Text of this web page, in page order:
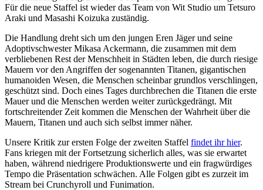
Für die neue Staffel ist wieder das Team von Wit Studio um Tetsuro
Araki und Masashi Koizuka zuständig.
Die Handlung dreht sich um den jungen Eren Jäger und seine
Adoptivschwester Mikasa Ackermann, die zusammen mit dem
verbliebenen Rest der Menschheit in Städten leben, die durch riesige
Mauern vor den Angriffen der sogenannten Titanen, gigantischen
humanoiden Wesen, die Menschen scheinbar grundlos verschlingen,
geschützt sind. Doch eines Tages durchbrechen die Titanen die erste
Mauer und die Menschen werden weiter zurückgedrängt. Mit
fortschreitender Zeit kommen die Menschen der Wahrheit über die
Mauern, Titanen und auch sich selbst immer näher.
Unsere Kritik zur ersten Folge der zweiten Staffel findet ihr hier.
Fans kriegen mit der Fortsetzung sicherlich alles, was sie erwartet
haben, während niedrigere Produktionswerte und ein fragwürdiges
Tempo die Präsentation schwächen. Alle Folgen gibt es zurzeit im
Stream bei Crunchyroll und Funimation.